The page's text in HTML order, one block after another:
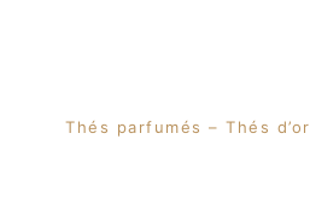
Thés parfumés – Thés